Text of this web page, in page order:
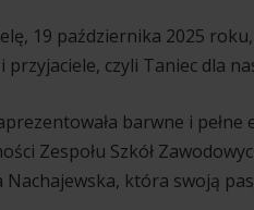
19 października 2025
przyjaciele, czyli Taniec dla
barwne i
Zespołu Szkół
Nachajewska, która swoją